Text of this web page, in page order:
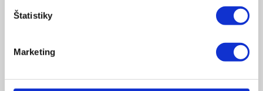
Štatistiky
Marketing